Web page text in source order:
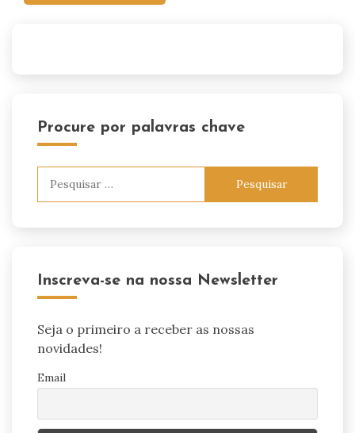
Procure por palavras chave
Inscreva-se na nossa Newsletter
Seja o primeiro a receber as nossas
novidades!
Email